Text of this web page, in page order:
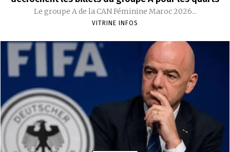
Le groupe A de la CAN Féminine Maroc 2026...
VITRINE INFOS